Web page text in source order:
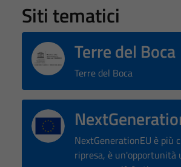
Siti tematici
Terre del Boca
Terre del Boca
NextGenerationEU è più
ripresa, è un'opportunità